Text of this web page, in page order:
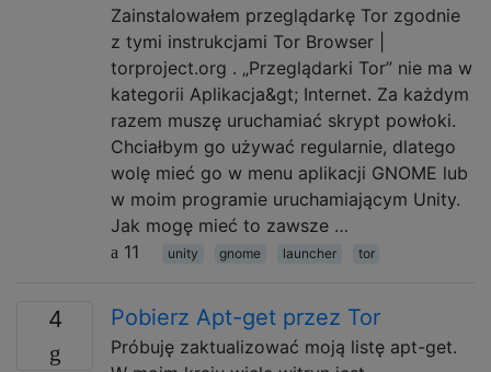
Zainstalowałem przeglądarkę Tor zgodnie
z tymi instrukcjami Tor Browser |
torproject.org . „Przeglądarki Tor” nie ma w
kategorii Aplikacja&gt; Internet. Za każdym
razem muszę uruchamiać skrypt powłoki.
Chciałbym go używać regularnie, dlatego
wolę mieć go w menu aplikacji GNOME lub
w moim programie uruchamiającym Unity.
Jak mogę mieć to zawsze …
11
unity gnome launcher tor
4 Pobierz Apt-get przez Tor
Próbuję zaktualizować moją listę apt-get.